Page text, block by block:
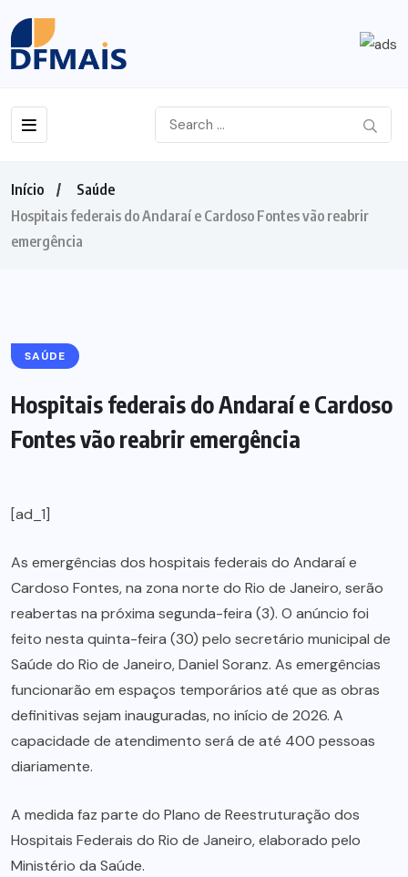
Início
Saúde
Hospitais federais do Andaraí e Cardoso Fontes vão reabrir
emergência
SAÚDE
Hospitais federais do Andaraí e Cardoso
Fontes vão reabrir emergência
[ad_1]
As emergências dos hospitais federais do Andaraí e
Cardoso Fontes, na zona norte do Rio de Janeiro, serão
reabertas na próxima segunda-feira (3). O anúncio foi
feito nesta quinta-feira (30) pelo secretário municipal de
Saúde do Rio de Janeiro, Daniel Soranz. As emergências
funcionarão em espaços temporários até que as obras
definitivas sejam inauguradas, no início de 2026. A
capacidade de atendimento será de até 400 pessoas
diariamente.
A medida faz parte do Plano de Reestruturação dos
Hospitais Federais do Rio de Janeiro, elaborado pelo
Ministério da Saúde.